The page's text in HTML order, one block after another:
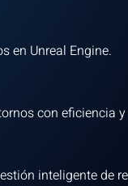
en Unreal Engine.
con eficiencia
inteligente de